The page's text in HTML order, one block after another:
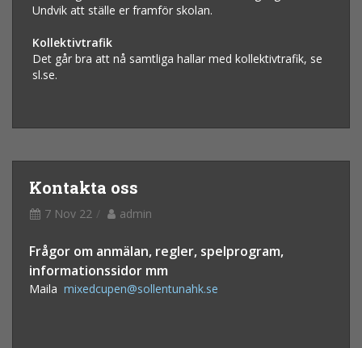
Undvik att ställe er framför skolan.
Kollektivtrafik
Det går bra att nå samtliga hallar med kollektivtrafik, se
sl.se.
Kontakta oss
7 Nov 22 admin
Frågor om anmälan, regler, spelprogram,
informationssidor mm
Maila mixedcupen@sollentunahk.se